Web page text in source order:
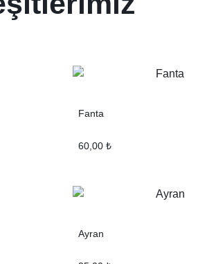
Fanta
60,00 ₺
Ayran